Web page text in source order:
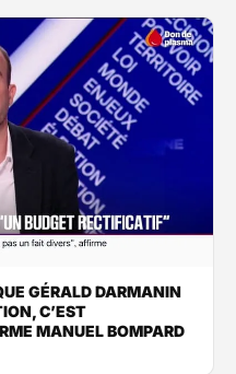
GÉRALD DARMANIN
C’EST
MANUEL BOMPARD